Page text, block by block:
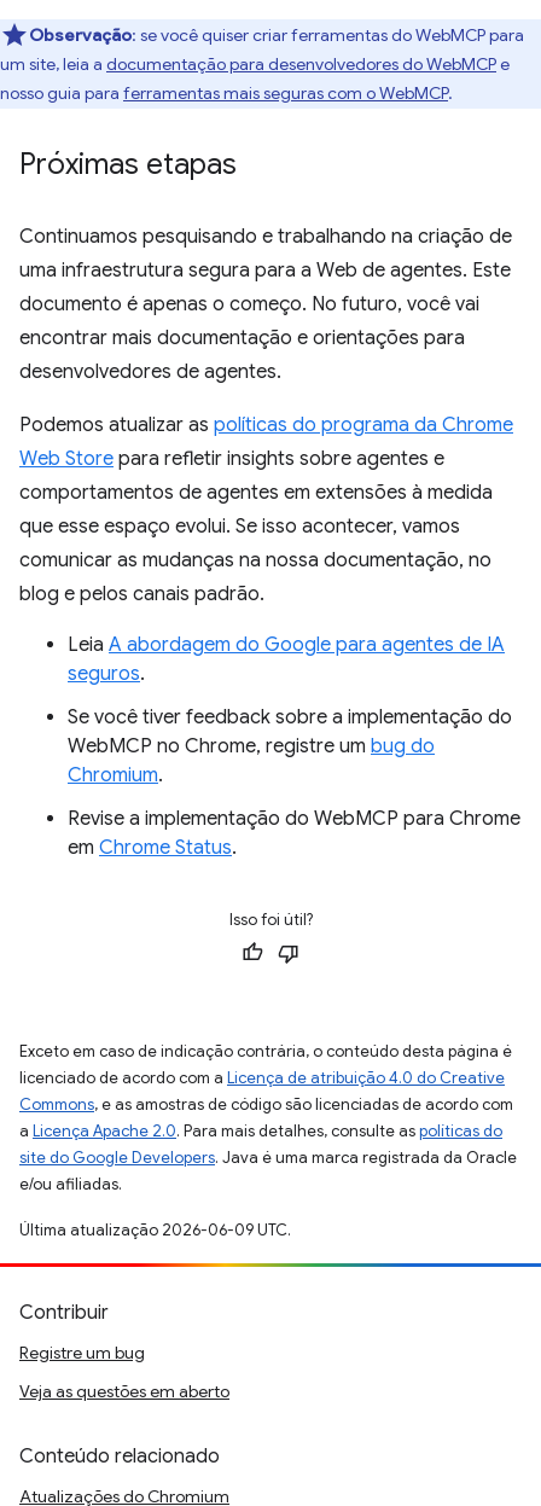
Observação: se você quiser criar ferramentas do WebMCP para
um site, leia a documentação para desenvolvedores do WebMCPe
nosso guia para ferramentas mais seguras com o WebMCP.
Próximas etapas
Continuamos pesquisando e trabalhando na criação de
uma infraestrutura segura para a Web de agentes. Este
documento é apenas o começo. No futuro, você vai
encontrar mais documentação e orientações para
desenvolvedores de agentes.
Podemos atualizar as políticas do programa da Chrome
Web Store para refletir insights sobre agentes e
comportamentos de agentes em extensões à medida
que esse espaço evolui. Se isso acontecer, vamos
comunicar as mudanças na nossa documentação, no
blog e pelos canais padrão.
Leia A abordagem do Google para agentes de IA
seguros.
Se você tiver feedback sobre a implementação do
WebMCP no Chrome, registre um bug do
Chromium.
Revise a implementação do WebMCP para Chrome
em Chrome Status.
Isso foi útil?
Exceto em caso de indicação contrária, o conteúdo desta página é
licenciado de acordo com a Licença de atribuição 4.0 do Creative
Commons, e as amostras de código são licenciadas de acordo com
a Licença Apache 2.0. Para mais detalhes, consulte aspolíticas do
site do Google Developers. Java é uma marca registrada da Oracle
e/ou afiliadas.
Última atualização 2026-06-09 UTC.
Contribuir
Registre um bug
Veja as questões em aberto
Conteúdo relacionado
Atualizações do Chromium